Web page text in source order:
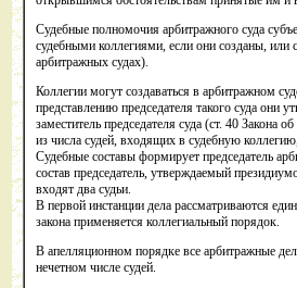
Судебные полномочия арбитражного суда
судебными коллегиями, если они созданы, или
арбитражных судах).
Коллегии могут создаваться в арбитражном
представлению председателя такого суда они
заместитель председателя суда (ст. 40 Закона
из числа судей, входящих в судебную
Судебные составы формирует председатель
состав председатель, утверждаемый
входят два судьи.
В первой инстанции дела рассматриваются
закона применяется коллегиальный порядок.
В апелляционном порядке все арбитражные
нечетном числе судей.